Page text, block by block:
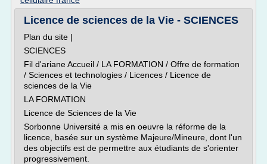
Licence de sciences de la Vie - SCIENCES
Plan du site |
SCIENCES
Fil d'ariane Accueil / LA FORMATION / Offre de formation
/ Sciences et technologies / Licences / Licence de
sciences de la Vie
LA FORMATION
Licence de Sciences de la Vie
Sorbonne Université a mis en oeuvre la réforme de la
licence, basée sur un système Majeure/Mineure, dont l'un
des objectifs est de permettre aux étudiants de s'orienter
progressivement.